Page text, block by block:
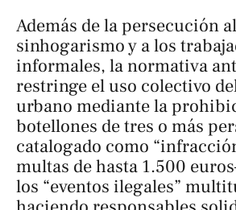
Además de la persecución al
sinhogarismo y a los
informales, la normativa
restringe el uso colectivo
urbano mediante la
botellones de tres o más
catalogado como
multas de hasta 1.500
los “eventos ilegales”